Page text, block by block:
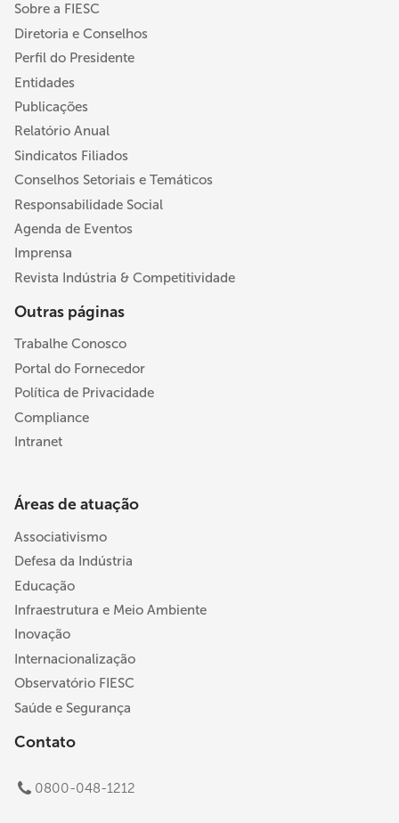
Sobre a FIESC
Diretoria e Conselhos
Perfil do Presidente
Entidades
Publicações
Relatório Anual
Sindicatos Filiados
Conselhos Setoriais e Temáticos
Responsabilidade Social
Agenda de Eventos
Imprensa
Revista Indústria & Competitividade
Outras páginas
Trabalhe Conosco
Portal do Fornecedor
Política de Privacidade
Compliance
Intranet
Áreas de atuação
Associativismo
Defesa da Indústria
Educação
Infraestrutura e Meio Ambiente
Inovação
Internacionalização
Observatório FIESC
Saúde e Segurança
Contato
0800-048-1212